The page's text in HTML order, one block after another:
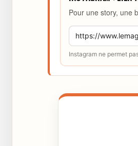
Pour une story, une
Instagram ne permet